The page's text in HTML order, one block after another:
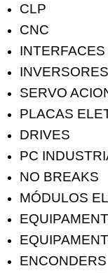
CLP
CNC
INVERSORES
SERVO
PLACAS
DRIVES
PC
NO BREAKS
MÓDULOS
ENCONDERS